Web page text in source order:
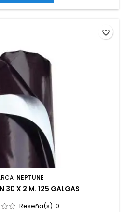
NEPTUNE
30 X 2 M. 125 GALGAS
Reseña(s): 0
favorite_border